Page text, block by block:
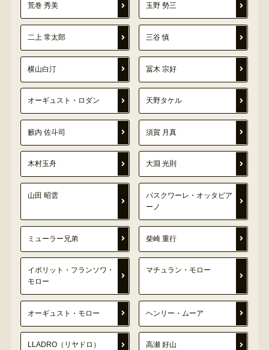
荒巻 秀美 玉野 勢三
二上 常太郎 三谷 慎
横山白汀 冨木 宗好
オーギュスト・ロダン 天野タケル
籔内 佐斗司 須賀 月真
木村玉舟 大淵 光則
山田 昭雲
パスクワーレ・オッタビア
ーノ
ミューラー兄弟 柴崎 重行
イポリット・フランソワ・
モロー
マチュラン・モロー
オーギュスト・モロー ヘンリー・ムーア
LLADRO（リヤドロ） 高瀬 好山